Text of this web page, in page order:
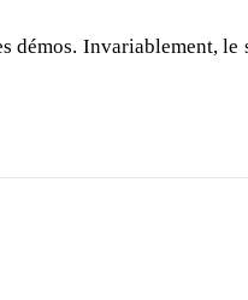
Invariablement, le